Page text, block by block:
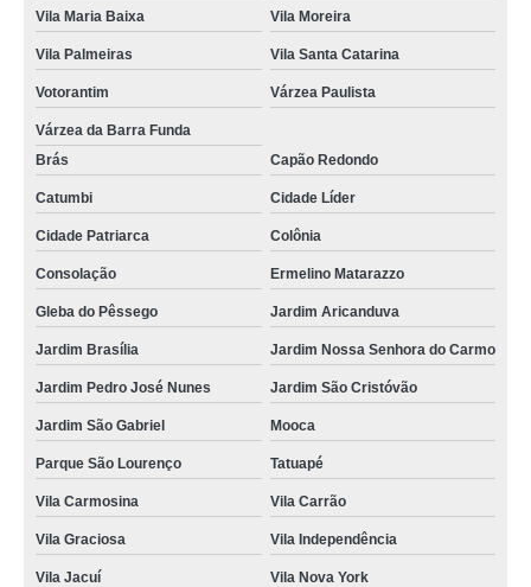
Vila Maria Baixa Vila Moreira
Vila Palmeiras Vila Santa Catarina
Votorantim Várzea Paulista
Várzea da Barra Funda
Brás
Capão Redondo
Catumbi Cidade Líder
Cidade Patriarca Colônia
Consolação Ermelino Matarazzo
Gleba do Pêssego Jardim Aricanduva
Jardim Brasília Jardim Nossa Senhora do Carmo
Jardim Pedro José Nunes Jardim São Cristóvão
Jardim São Gabriel Mooca
Parque São Lourenço Tatuapé
Vila Carmosina Vila Carrão
Vila Graciosa Vila Independência
Vila Jacuí Vila Nova York